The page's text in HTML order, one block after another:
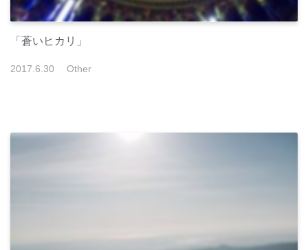
「蒼いヒカリ」
2017 6 30 Other